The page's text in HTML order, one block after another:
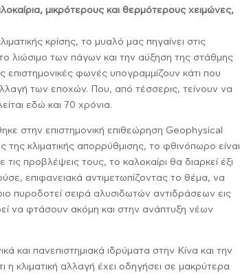
μικρότερους και θερμότερους χειμώνες,
κρίσης, το μυαλό μας πηγαίνει στις
λιώσιμο των πάγων και την αύξηση της στάθμης
φωνές υπογραμμίζουν κάτι που
των εποχών. Που, από τέσσερις, τείνουν να
εδώ και 70 χρόνια.
στην επιστημονική επιθεώρηση Geophysical
κλιματικής απορρύθμισης, το φθινόπωρο είναι
προβλέψεις τους, το καλοκαίρι θα διαρκεί έξι
επιφανειακά αντιμετωπίζοντας το θέμα, να
πυροδοτεί σειρά αλυσιδωτών αντιδράσεων εις
να φτάσουν ακόμη και στην ανάπτυξη νέων
και πανεπιστημιακά ιδρύματα στην Κίνα και την
κλιματική αλλαγή έχει οδηγήσει σε μακρύτερα